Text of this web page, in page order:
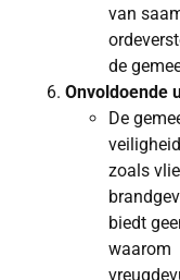
van
de
Onvoldoende
De
zoals
biedt
waarom